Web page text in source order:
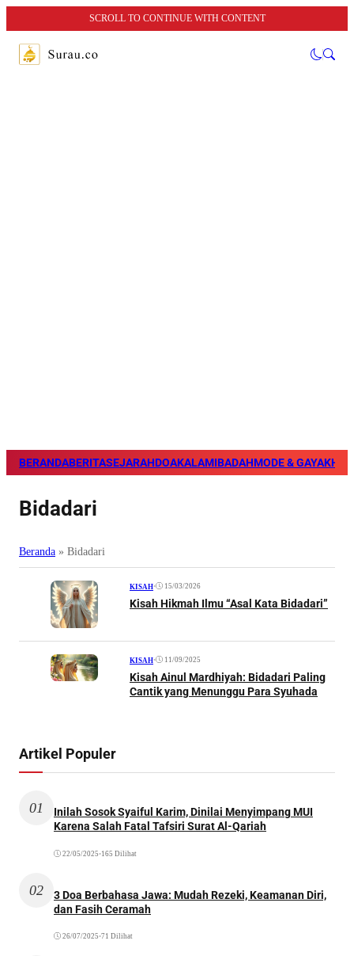
SCROLL TO CONTINUE WITH CONTENT
BERANDABERITASEJARAHDOAKALAMIBADAHMODE & GAYA
Bidadari
Beranda » Bidadari
KISAH• 15/03/2026
Kisah Hikmah Ilmu “Asal Kata Bidadari”
KISAH• 11/09/2025
Kisah Ainul Mardhiyah: Bidadari Paling
Cantik yang Menunggu Para Syuhada
Artikel Populer
01
Inilah Sosok Syaiful Karim, Dinilai Menyimpang MUI
Karena Salah Fatal Tafsiri Surat Al-Qariah
22/05/2025 •165 Dilihat
02
3 Doa Berbahasa Jawa: Mudah Rezeki, Keamanan Diri,
dan Fasih Ceramah
26/07/2025 •71 Dilihat